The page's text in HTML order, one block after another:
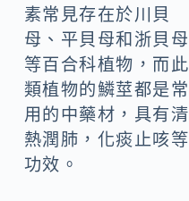
素常見存在於川貝
母、平貝母和浙貝母
等百合科植物，而此
類植物的鱗莖都是常
用的中藥材，具有清
熱潤肺，化痰止咳等
功效。